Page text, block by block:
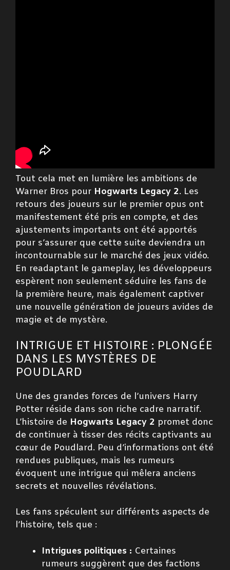
Tout cela met en lumière les ambitions de
Warner Bros pour Hogwarts Legacy 2. Les
retours des joueurs sur le premier opus ont
manifestement été pris en compte, et des
ajustements importants ont été apportés
pour s’assurer que cette suite deviendra un
incontournable sur le marché des jeux vidéo.
En readaptant le gameplay, les développeurs
espèrent non seulement séduire les fans de
la première heure, mais également captiver
une nouvelle génération de joueurs avides de
magie et de mystère.
INTRIGUE ET HISTOIRE : PLONGÉE
DANS LES MYSTÈRES DE
POUDLARD
Une des grandes forces de l’univers Harry
Potter réside dans son riche cadre narratif.
L’histoire de Hogwarts Legacy 2 promet donc
de continuer à tisser des récits captivants au
cœur de Poudlard. Peu d’informations ont été
rendues publiques, mais les rumeurs
évoquent une intrigue qui mêlera anciens
secrets et nouvelles révélations.
Les fans spéculent sur différents aspects de
l’histoire, tels que :
Intrigues politiques : Certaines
rumeurs suggèrent que des factions